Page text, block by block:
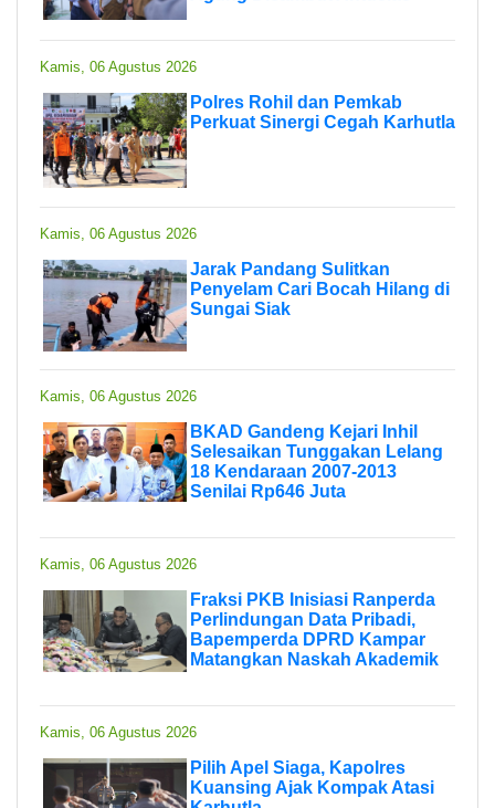
Kamis, 06 Agustus 2026
Polres Rohil dan Pemkab
Perkuat Sinergi Cegah Karhutla
Kamis, 06 Agustus 2026
Jarak Pandang Sulitkan
Penyelam Cari Bocah Hilang di
Sungai Siak
Kamis, 06 Agustus 2026
BKAD Gandeng Kejari Inhil
Selesaikan Tunggakan Lelang
18 Kendaraan 2007-2013
Senilai Rp646 Juta
Kamis, 06 Agustus 2026
Fraksi PKB Inisiasi Ranperda
Perlindungan Data Pribadi,
Bapemperda DPRD Kampar
Matangkan Naskah Akademik
Kamis, 06 Agustus 2026
Pilih Apel Siaga, Kapolres
Kuansing Ajak Kompak Atasi